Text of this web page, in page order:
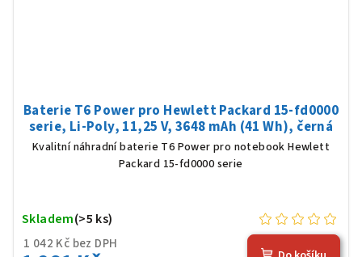
Baterie T6 Power pro Hewlett Packard 15-fd0000
serie, Li-Poly, 11,25 V, 3648 mAh (41 Wh), černá
Kvalitní náhradní baterie T6 Power pro notebook Hewlett
Packard 15-fd0000 serie
1 042 Kč bez DPH
Skladem(>5 ks)